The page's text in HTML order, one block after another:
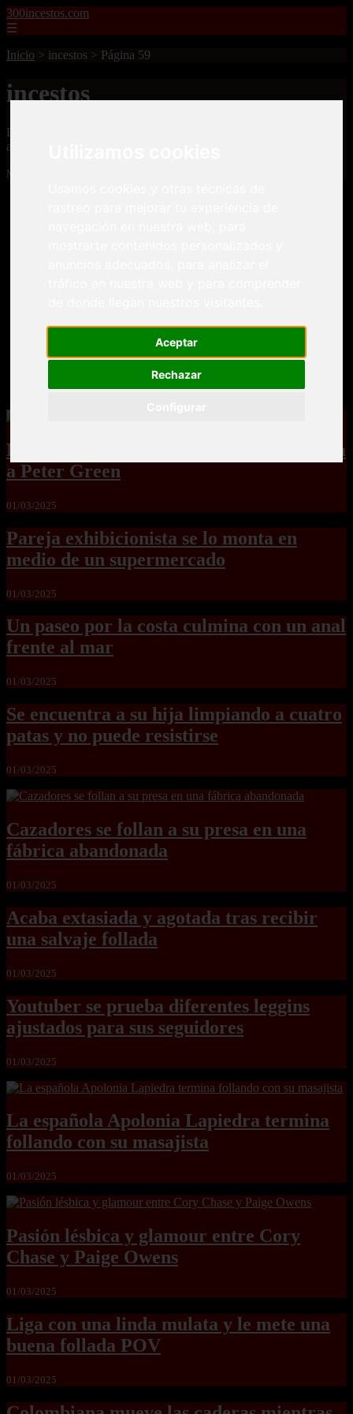
Aceptar
Rechazar
300incestos.com
☰
Inicio > incestos > Página 59
incestos
Descubre todas las noticias de la categoría incestos. Artículos
actualizados y contenido de calidad en 300incestos.com.
Mostrando 1393 - 1416 de 4477 artículos
Dos pacientes le meten una doble penetración a una
Holly Hendrix le pone el culazo en la cara
a Peter Green
01/03/2025
Pareja exhibicionista se lo monta en
medio de un supermercado
01/03/2025
Un paseo por la costa culmina con un anal
frente al mar
01/03/2025
Se encuentra a su hija limpiando a cuatro
patas y no puede resistirse
01/03/2025
Cazadores se follan a su presa en una
fábrica abandonada
01/03/2025
Acaba extasiada y agotada tras recibir
una salvaje follada
01/03/2025
Youtuber se prueba diferentes leggins
ajustados para sus seguidores
01/03/2025
La española Apolonia Lapiedra termina
follando con su masajista
01/03/2025
Pasión lésbica y glamour entre Cory
Chase y Paige Owens
01/03/2025
Liga con una linda mulata y le mete una
buena follada POV
01/03/2025